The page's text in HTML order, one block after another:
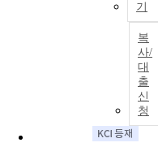
기
복
사/
대
출
신
청